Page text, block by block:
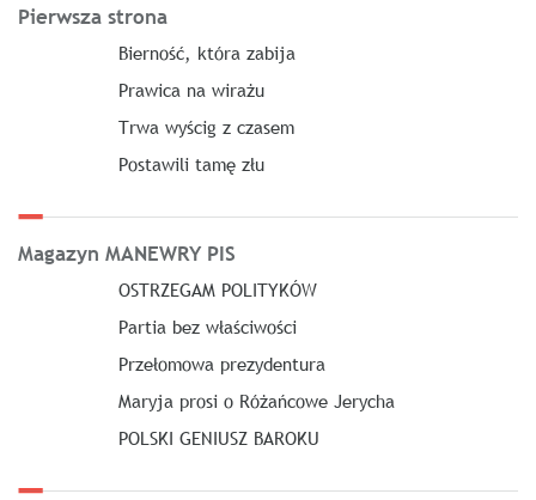
Pierwsza strona
Bierność, która zabija
Prawica na wirażu
Trwa wyścig z czasem
Postawili tamę złu
Magazyn MANEWRY PIS
OSTRZEGAM POLITYKÓW
Partia bez właściwości
Przełomowa prezydentura
Maryja prosi o Różańcowe Jerycha
POLSKI GENIUSZ BAROKU